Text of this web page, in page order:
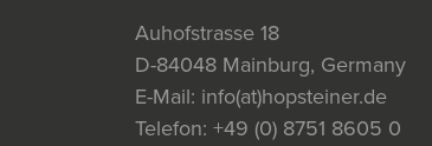
Auhofstrasse 18
D-84048 Mainburg, Germany
E-Mail: info(at)hopsteiner.de
Telefon: +49 (0) 8751 8605 0